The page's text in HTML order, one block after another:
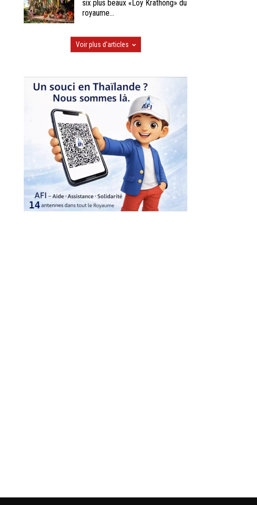
six plus beaux «Loy Krathong» du
royaume...
Voir plus d'articles